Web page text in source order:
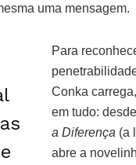
uma mensagem.
Para
Conka
em tudo:
a Diferença (a
abre a